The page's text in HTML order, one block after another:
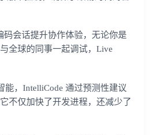
码会话提升协作体验，无论你是
全球的同事一起调试，Live
能，IntelliCode 通过预测性建议
不仅加快了开发进程，还减少了